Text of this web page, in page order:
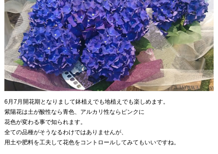
6月7月開花期となりまして鉢植えでも地植えでも楽しめます。
紫陽花は土が酸性なら青色、アルカリ性ならピンクに
花色が変わる事で知られます。
全ての品種がそうなるわけではありませんが、
用土や肥料を工夫して花色をコントロールしてみてもいいですね。